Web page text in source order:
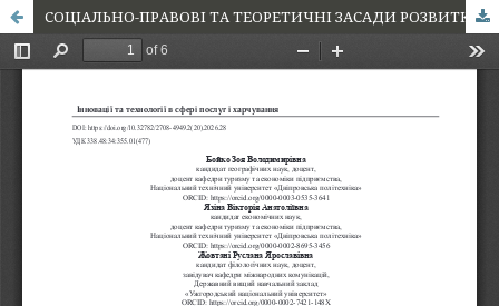
СОЦІАЛЬНО-ПРАВОВІ ТА ТЕОРЕТИЧНІ ЗАСАДИ РОЗВИТКУ ТУРИЗМУ В УМОВАХ ВОЄННОГО СТАНУ В УКРАЇНІ